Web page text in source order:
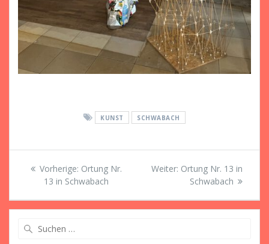
KUNST SCHWABACH
Beitragsnavigation
Vorherige: Vorheriger
Beitrag:
Ortung Nr.
13 in Schwabach
Weiter: Nächster
Beitrag:
Ortung Nr. 13 in
Schwabach